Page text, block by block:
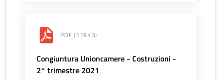
PDF (119KB)
Congiuntura Unioncamere - Costruzioni -
2° trimestre 2021